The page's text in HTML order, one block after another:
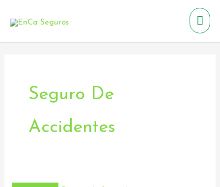
Seguro De
Accidentes